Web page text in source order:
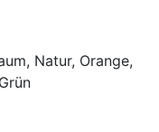
Natur, Orange,